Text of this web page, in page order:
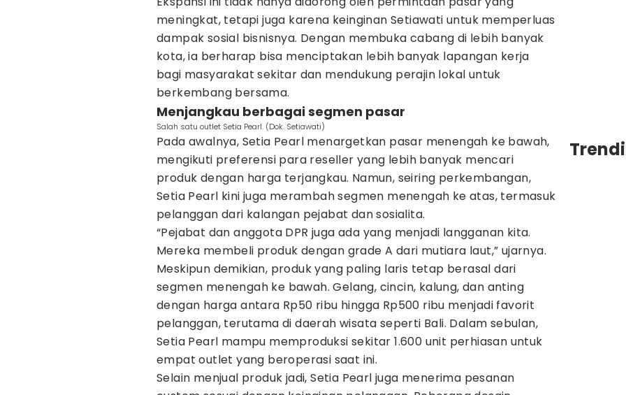
meningkat, tetapi juga karena keinginan Setiawati untuk memperluas
dampak sosial bisnisnya. Dengan membuka cabang di lebih banyak
kota, ia berharap bisa menciptakan lebih banyak lapangan kerja
bagi masyarakat sekitar dan mendukung perajin lokal untuk
berkembang bersama.
Menjangkau berbagai segmen pasar
Salah satu outlet Setia Pearl. (Dok. Setiawati)
Pada awalnya, Setia Pearl menargetkan pasar menengah ke bawah,
mengikuti preferensi para reseller yang lebih banyak mencari
produk dengan harga terjangkau. Namun, seiring perkembangan,
Setia Pearl kini juga merambah segmen menengah ke atas, termasuk
pelanggan dari kalangan pejabat dan sosialita.
“Pejabat dan anggota DPR juga ada yang menjadi langganan kita.
Mereka membeli produk dengan grade A dari mutiara laut,” ujarnya.
Meskipun demikian, produk yang paling laris tetap berasal dari
segmen menengah ke bawah. Gelang, cincin, kalung, dan anting
dengan harga antara Rp50 ribu hingga Rp500 ribu menjadi favorit
pelanggan, terutama di daerah wisata seperti Bali. Dalam sebulan,
Setia Pearl mampu memproduksi sekitar 1.600 unit perhiasan untuk
empat outlet yang beroperasi saat ini.
Selain menjual produk jadi, Setia Pearl juga menerima pesanan